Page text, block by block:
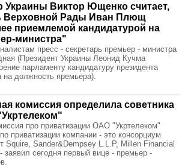
Украины Виктор Ющенко считает,
Верховной Рады Иван Плющ
приемлемой кандидатурой на
министра"
пресс - секретарь премьер - министра
(Президент Украины Леонид Кучма
парламенту кандидатуру президента
должность премьера).
комиссия определила советника
про приватизации ОАО "Укртелеком"
приватизации компании - это консорциум
Squire, Sander&Dempsey L.L.P, Millen Financial
сегодня первый вице - премьер -